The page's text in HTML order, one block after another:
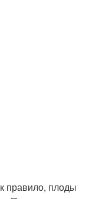
правило, плоды